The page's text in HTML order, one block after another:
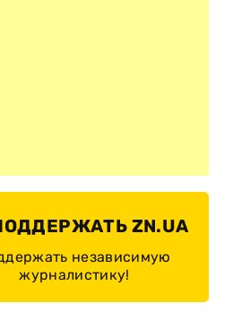
ZN.UA
независимую
журналистику!